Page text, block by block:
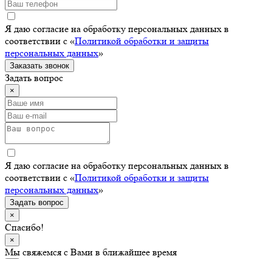
Я даю согласие на обработку персональных данных в
соответствии с «Политикой обработки и защиты
персональных данных»
Заказать звонок
Задать вопрос
×
Я даю согласие на обработку персональных данных в
соответствии с «Политикой обработки и защиты
персональных данных»
Задать вопрос
×
Спасибо!
×
Мы свяжемся с Вами в ближайшее время